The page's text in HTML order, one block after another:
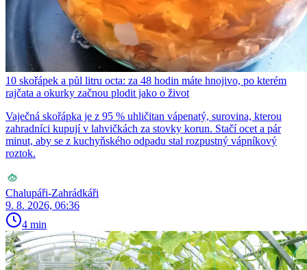
10 skořápek a půl litru octa: za 48 hodin máte hnojivo, po kterém
rajčata a okurky začnou plodit jako o život
Vaječná skořápka je z 95 % uhličitan vápenatý, surovina, kterou
zahradníci kupují v lahvičkách za stovky korun. Stačí ocet a pár
minut, aby se z kuchyňského odpadu stal rozpustný vápníkový
roztok.
Chalupáři-Zahrádkáři
9. 8. 2026, 06:36
4 min